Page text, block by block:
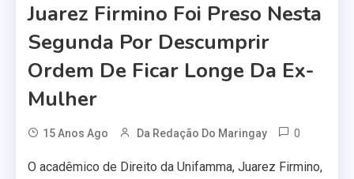
Juarez Firmino Foi Preso Nesta
Segunda Por Descumprir
Ordem De Ficar Longe Da Ex-
Mulher
15 Anos Ago Da Redação Do Maringay 0
O acadêmico de Direito da Unifamma, Juarez Firmino,